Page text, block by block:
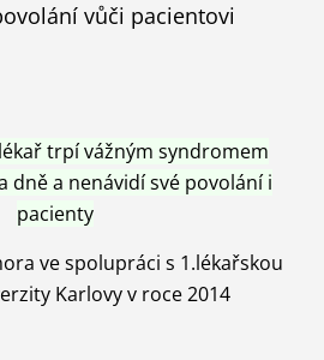
vůči pacientovi
trpí vážným syndromem
dně a nenávidí své povolání i
pacienty
ve spolupráci s 1.lékařskou
Karlovy v roce 2014